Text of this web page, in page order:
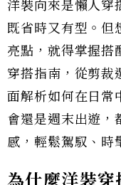
洋裝向來是懶人穿
既省時又有型。但
亮點，就得掌握搭
穿搭指南，從剪裁
面解析如何在日常
會還是週末出遊，
感，輕鬆駕馭、時
為什麼洋裝穿